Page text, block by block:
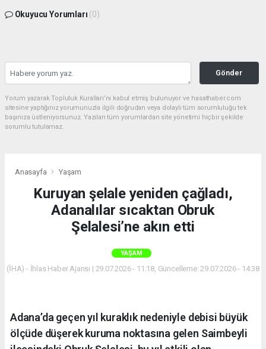
Okuyucu Yorumları (0)
Gönder
Yorum yazarak Topluluk Kuralları’nı kabul etmiş bulunuyor ve hasathaber.com
sitesine yaptığınız yorumunuzla ilgili doğrudan veya dolaylı tüm sorumluluğu tek
başınıza üstleniyorsunuz. Yazılan tüm yorumlardan site yönetimi hiçbir şekilde
sorumlu tutulamaz.
Anasayfa Yaşam
Kuruyan şelale yeniden çağladı,
Adanalılar sıcaktan Obruk
Şelalesi’ne akın etti
YAŞAM
(İHA) - İhlas Haber Ajansı | 29.07.2026 - 11:18, Güncelleme: 29.07.2026 - 14:38
Adana’da geçen yıl kuraklık nedeniyle debisi büyük
ölçüde düşerek kuruma noktasına gelen Saimbeyli